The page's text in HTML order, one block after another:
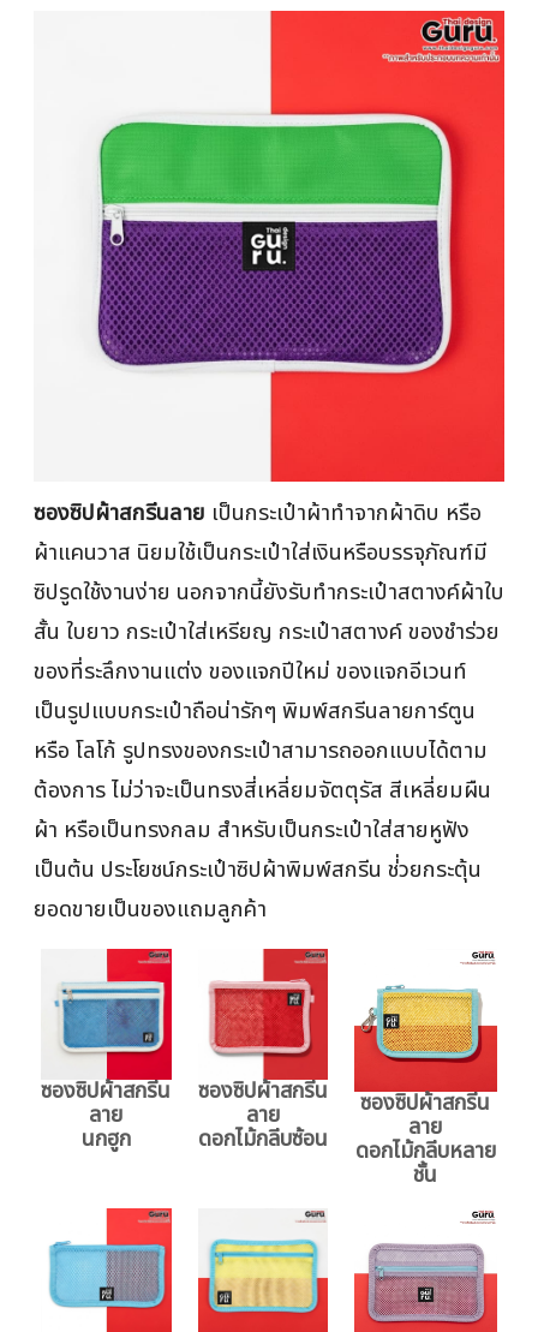
ซองซิปผ้าสกรีนลาย เป็นกระเป๋าผ้าทำจากผ้าดิบ หรือ
ผ้าแคนวาส นิยมใช้เป็นกระเป๋าใส่เงินหรือบรรจุภัณฑ์มี
ซิปรูดใช้งานง่าย นอกจากนี้ยังรับทำกระเป๋าสตางค์ผ้าใบ
สั้น ใบยาว กระเป๋าใส่เหรียญ กระเป๋าสตางค์ ของชำร่วย
ของที่ระลึกงานแต่ง ของแจกปีใหม่ ของแจกอีเวนท์
เป็นรูปแบบกระเป๋าถือน่ารักๆ พิมพ์สกรีนลายการ์ตูน
หรือ โลโก้ รูปทรงของกระเป๋าสามารถออกแบบได้ตาม
ต้องการ ไม่ว่าจะเป็นทรงสี่เหลี่ยมจัตตุรัส สีเหลี่ยมผืน
ผ้า หรือเป็นทรงกลม สำหรับเป็นกระเป๋าใส่สายหูฟัง
เป็นต้น ประโยชน์กระเป๋าซิปผ้าพิมพ์สกรีน ช่่วยกระตุ้น
ยอดขายเป็นของแถมลูกค้า
ซองซิปผ้าสกรีน
ลาย
นกฮูก
ซองซิปผ้าสกรีน
ลาย
ดอกไม้กลีบซ้อน
ซองซิปผ้าสกรีน
ลาย
ดอกไม้กลีบหลาย
ชั้น